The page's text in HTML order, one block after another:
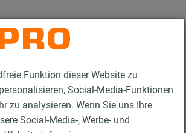
Funktion dieser Website zu
Social-Media-Funktionen
zu analysieren. Wenn Sie uns Ihre
Social-Media-, Werbe- und